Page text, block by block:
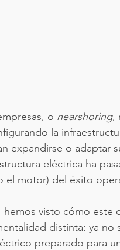
o nearshoring,
la
expandirse o adaptar
eléctrica ha
el motor) del éxito
hemos visto cómo este
distinta: ya
preparado para